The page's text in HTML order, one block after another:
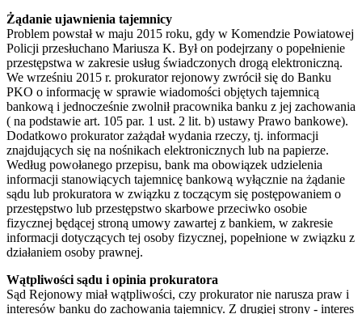
Żądanie ujawnienia tajemnicy
Problem powstał w maju 2015 roku, gdy w Komendzie Powiatowej
Policji przesłuchano Mariusza K. Był on podejrzany o popełnienie
przestępstwa w zakresie usług świadczonych drogą elektroniczną.
We wrześniu 2015 r. prokurator rejonowy zwrócił się do Banku
PKO o informację w sprawie wiadomości objętych tajemnicą
bankową i jednocześnie zwolnił pracownika banku z jej zachowania
( na podstawie art. 105 par. 1 ust. 2 lit. b) ustawy Prawo bankowe).
Dodatkowo prokurator zażądał wydania rzeczy, tj. informacji
znajdujących się na nośnikach elektronicznych lub na papierze.
Według powołanego przepisu, bank ma obowiązek udzielenia
informacji stanowiących tajemnicę bankową wyłącznie na żądanie
sądu lub prokuratora w związku z toczącym się postępowaniem o
przestępstwo lub przestępstwo skarbowe przeciwko osobie
fizycznej będącej stroną umowy zawartej z bankiem, w zakresie
informacji dotyczących tej osoby fizycznej, popełnione w związku z
działaniem osoby prawnej.
Wątpliwości sądu i opinia prokuratora
Sąd Rejonowy miał wątpliwości, czy prokurator nie narusza praw i
interesów banku do zachowania tajemnicy. Z drugiej strony - interes